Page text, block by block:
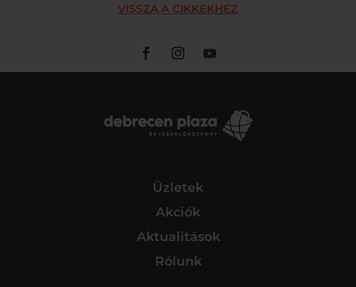
VISSZA A CIKKEKHEZ
Üzletek
Akciók
Aktualitások
Rólunk